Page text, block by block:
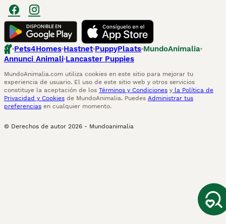
Pets4Homes Hastnet PuppyPlaats MundoAnimalia
Annunci Animali Lancaster Puppies
MundoAnimalia.com utiliza cookies en este sitio para mejorar tu
experiencia de usuario. El uso de este sitio web y otros servicios
constituye la aceptación de los Términos y Condiciones y la Política de
Privacidad y Cookies de MundoAnimalia. Puedes Administrar tus
preferencias en cualquier momento.
© Derechos de autor 2026 - Mundoanimalia